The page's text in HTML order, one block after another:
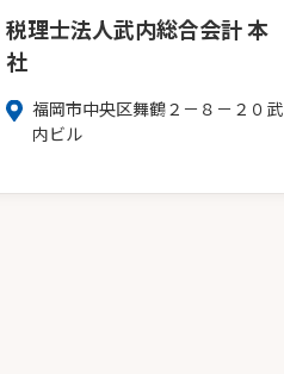
税理士法人武内総合会計 本
社
福岡市中央区舞鶴２－８－２０武
内ビル